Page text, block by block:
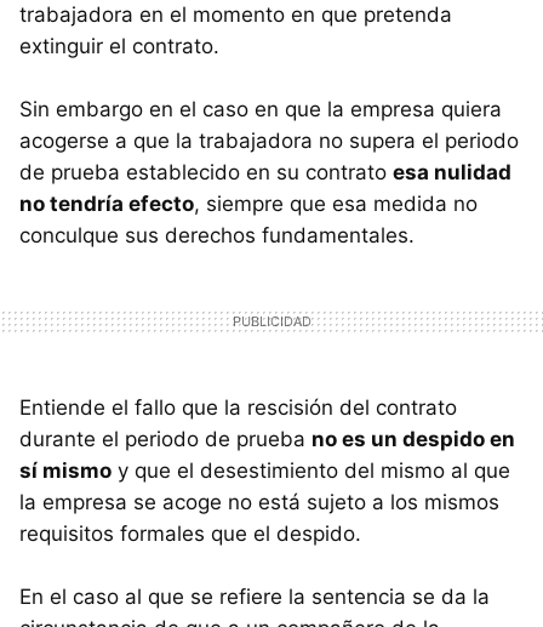
trabajadora en el momento en que pretenda
extinguir el contrato.
Sin embargo en el caso en que la empresa quiera
acogerse a que la trabajadora no supera el periodo
de prueba establecido en su contrato esa nulidad
no tendría efecto, siempre que esa medida no
conculque sus derechos fundamentales.
Entiende el fallo que la rescisión del contrato
durante el periodo de prueba no es un despido en
sí mismo y que el desestimiento del mismo al que
la empresa se acoge no está sujeto a los mismos
requisitos formales que el despido.
En el caso al que se refiere la sentencia se da la